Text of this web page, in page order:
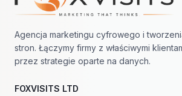
Agencja marketingu cyfrowego i
stron. Łączymy firmy z właściwymi
przez strategie oparte na danych.
FOXVISITS LTD